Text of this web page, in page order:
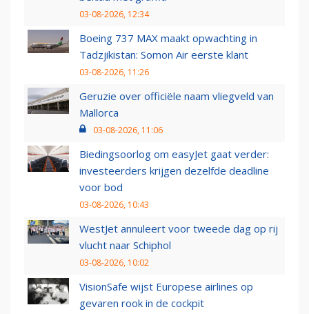
03-08-2026, 12:34
Boeing 737 MAX maakt opwachting in
Tadzjikistan: Somon Air eerste klant
03-08-2026, 11:26
Geruzie over officiële naam vliegveld van
Mallorca
03-08-2026, 11:06
Biedingsoorlog om easyJet gaat verder:
investeerders krijgen dezelfde deadline
voor bod
03-08-2026, 10:43
WestJet annuleert voor tweede dag op rij
vlucht naar Schiphol
03-08-2026, 10:02
VisionSafe wijst Europese airlines op
gevaren rook in de cockpit